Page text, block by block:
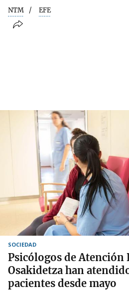
NTM EFE
SOCIEDAD
Psicólogos de Atención
Osakidetza han
pacientes desde mayo